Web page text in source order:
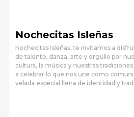
Nochecitas Isleñas
Nochecitas Isleñas, te invitamos a
de talento, danza, arte y orgullo por
cultura, la música y nuestras
a celebrar lo que nos une como
velada especial llena de identidad y